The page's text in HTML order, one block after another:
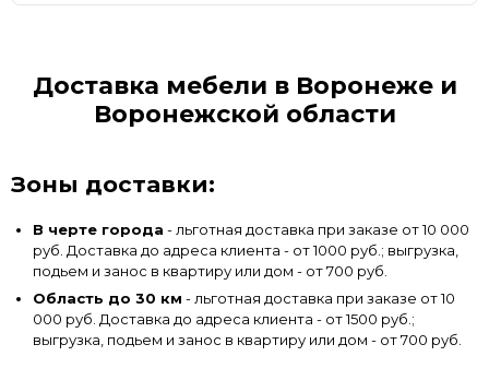
Доставка мебели в Воронеже и
Воронежской области
Зоны доставки:
В черте города - льготная доставка при заказе от 10 000
руб. Доставка до адреса клиента - от 1000 руб.; выгрузка,
подьем и занос в квартиру или дом - от 700 руб.
Область до 30 км - льготная доставка при заказе от 10
000 руб. Доставка до адреса клиента - от 1500 руб.;
выгрузка, подьем и занос в квартиру или дом - от 700 руб.